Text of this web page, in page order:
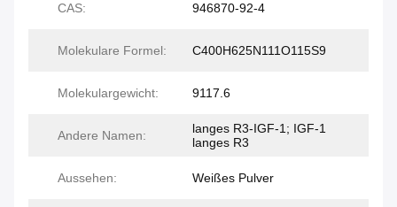
CAS: 946870-92-4
Molekulare Formel: C400H625N111O115S9
Molekulargewicht: 9117.6
Andere Namen:
langes R3-IGF-1; IGF-1
langes R3
Aussehen: Weißes Pulver